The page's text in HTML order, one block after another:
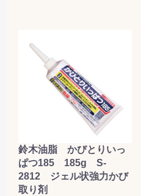
鈴木油脂 かびとりいっ
ぱつ185 185g S-
2812 ジェル状強力かび
取り剤